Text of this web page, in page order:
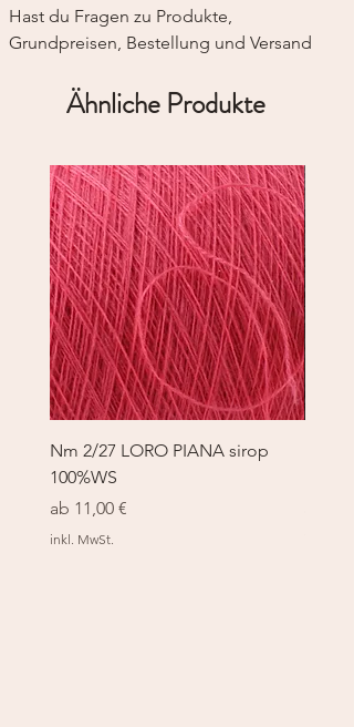
Hast du Fragen zu Produkte,
Grundpreisen, Bestellung und Versand
Ähnliche Produkte
Nm 2/27 LORO PIANA sirop
100%WS
ab 11,00 €
Sale-Preis
inkl. MwSt.